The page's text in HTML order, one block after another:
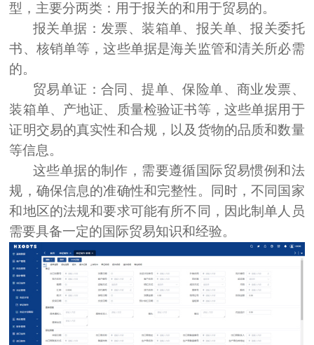
型，主要分两类：用于报关的和用于贸易的。
报关单据：发票、装箱单、报关单、报关委托
书、核销单等，这些单据是海关监管和清关所必需
的。
贸易单证：合同、提单、保险单、商业发票、
装箱单、产地证、质量检验证书等，这些单据用于
证明交易的真实性和合规，以及货物的品质和数量
等信息。
这些单据的制作，需要遵循国际贸易惯例和法
规，确保信息的准确性和完整性。同时，不同国家
和地区的法规和要求可能有所不同，因此制单人员
需要具备一定的国际贸易知识和经验。